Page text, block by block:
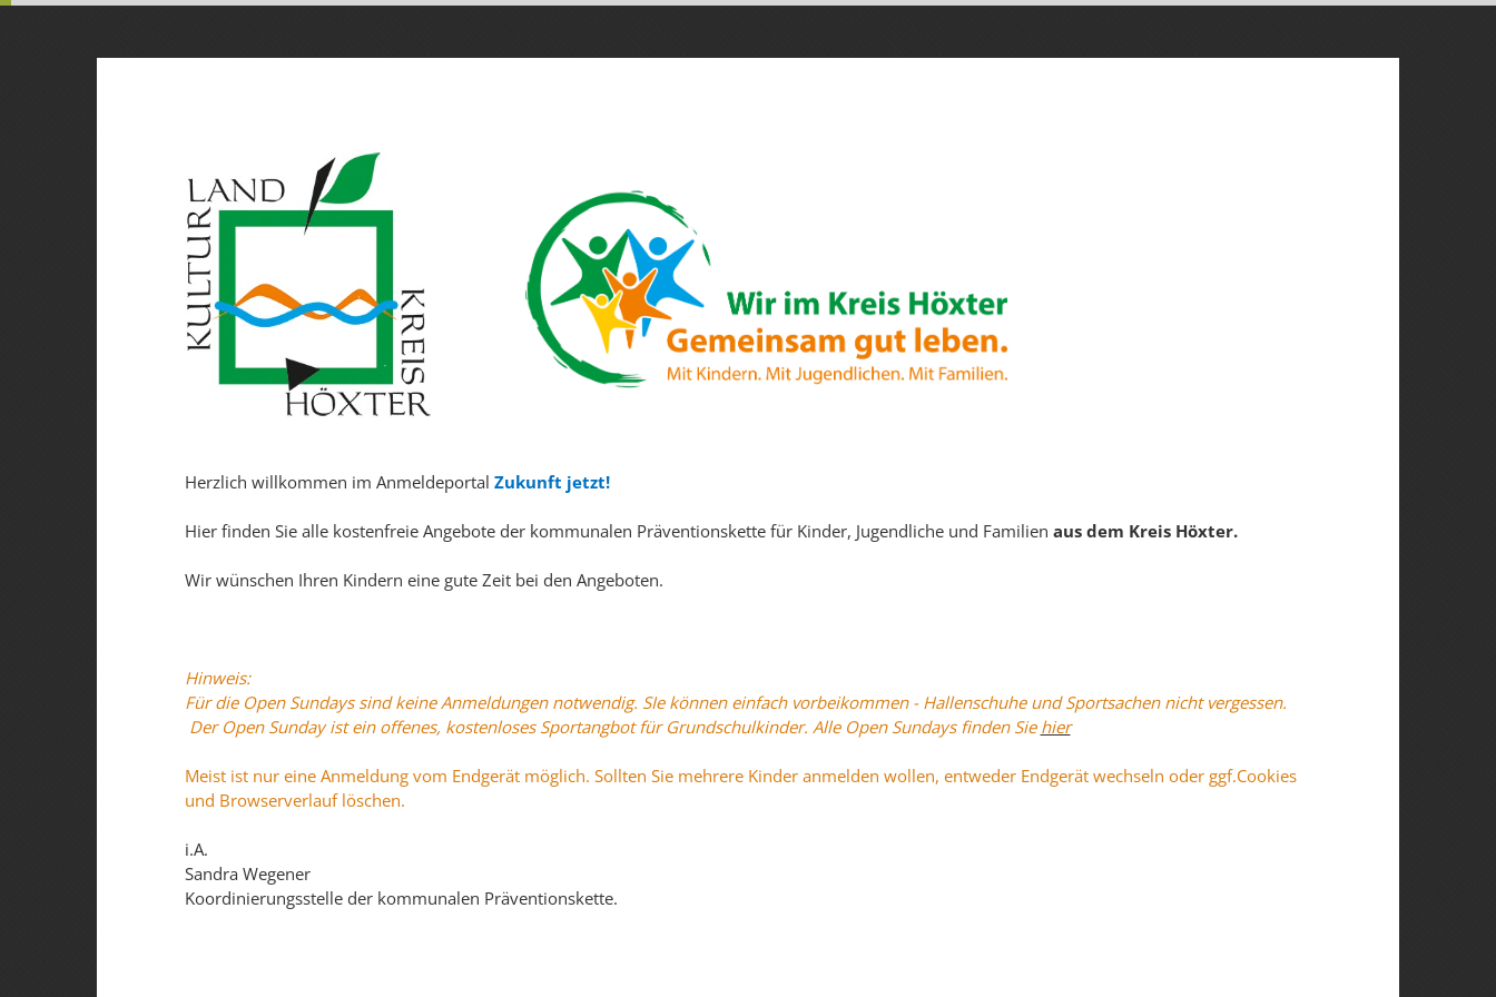
Herzlich willkommen im Anmeldeportal Zukunft jetzt!
Hier finden Sie alle kostenfreie Angebote der kommunalen Präventionskette für Kinder, Jugendliche und Familien aus dem Kreis Höxter.
Wir wünschen Ihren Kindern eine gute Zeit bei den Angeboten.
Hinweis:
Für die Open Sundays sind keine Anmeldungen notwendig. SIe können einfach vorbeikommen - Hallenschuhe und Sportsachen nicht vergessen.
Der Open Sunday ist ein offenes, kostenloses Sportangbot für Grundschulkinder. Alle Open Sundays finden Sie hier
Meist ist nur eine Anmeldung vom Endgerät möglich. Sollten Sie mehrere Kinder anmelden wollen, entweder Endgerät wechseln oder ggf.Cookies
und Browserverlauf löschen.
i.A.
Sandra Wegener
Koordinierungsstelle der kommunalen Präventionskette.